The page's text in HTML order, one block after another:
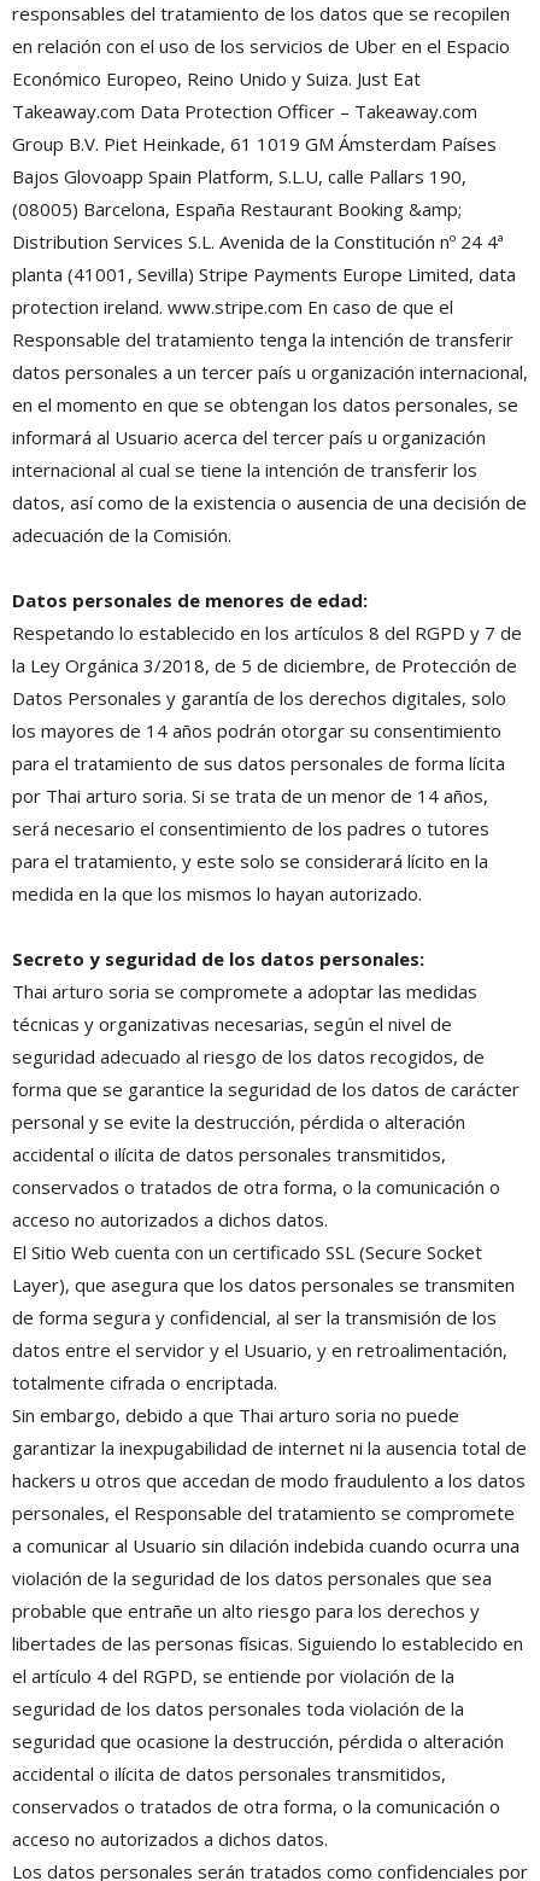
responsables del tratamiento de los datos que se recopilen
en relación con el uso de los servicios de Uber en el Espacio
Económico Europeo, Reino Unido y Suiza. Just Eat
Takeaway.com Data Protection Officer – Takeaway.com
Group B.V. Piet Heinkade, 61 1019 GM Ámsterdam Países
Bajos Glovoapp Spain Platform, S.L.U, calle Pallars 190,
(08005) Barcelona, España Restaurant Booking &amp;
Distribution Services S.L. Avenida de la Constitución nº 24 4ª
planta (41001, Sevilla) Stripe Payments Europe Limited, data
protection ireland. www.stripe.com En caso de que el
Responsable del tratamiento tenga la intención de transferir
datos personales a un tercer país u organización internacional,
en el momento en que se obtengan los datos personales, se
informará al Usuario acerca del tercer país u organización
internacional al cual se tiene la intención de transferir los
datos, así como de la existencia o ausencia de una decisión de
adecuación de la Comisión.
Datos personales de menores de edad:
Respetando lo establecido en los artículos 8 del RGPD y 7 de
la Ley Orgánica 3/2018, de 5 de diciembre, de Protección de
Datos Personales y garantía de los derechos digitales, solo
los mayores de 14 años podrán otorgar su consentimiento
para el tratamiento de sus datos personales de forma lícita
por Thai arturo soria. Si se trata de un menor de 14 años,
será necesario el consentimiento de los padres o tutores
para el tratamiento, y este solo se considerará lícito en la
medida en la que los mismos lo hayan autorizado.
Secreto y seguridad de los datos personales:
Thai arturo soria se compromete a adoptar las medidas
técnicas y organizativas necesarias, según el nivel de
seguridad adecuado al riesgo de los datos recogidos, de
forma que se garantice la seguridad de los datos de carácter
personal y se evite la destrucción, pérdida o alteración
accidental o ilícita de datos personales transmitidos,
conservados o tratados de otra forma, o la comunicación o
acceso no autorizados a dichos datos.
El Sitio Web cuenta con un certificado SSL (Secure Socket
Layer), que asegura que los datos personales se transmiten
de forma segura y confidencial, al ser la transmisión de los
datos entre el servidor y el Usuario, y en retroalimentación,
totalmente cifrada o encriptada.
Sin embargo, debido a que Thai arturo soria no puede
garantizar la inexpugabilidad de internet ni la ausencia total de
hackers u otros que accedan de modo fraudulento a los datos
personales, el Responsable del tratamiento se compromete
a comunicar al Usuario sin dilación indebida cuando ocurra una
violación de la seguridad de los datos personales que sea
probable que entrañe un alto riesgo para los derechos y
libertades de las personas físicas. Siguiendo lo establecido en
el artículo 4 del RGPD, se entiende por violación de la
seguridad de los datos personales toda violación de la
seguridad que ocasione la destrucción, pérdida o alteración
accidental o ilícita de datos personales transmitidos,
conservados o tratados de otra forma, o la comunicación o
acceso no autorizados a dichos datos.
Los datos personales serán tratados como confidenciales por